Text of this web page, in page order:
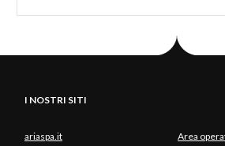
I NOSTRI SITI
ariaspa.it Area